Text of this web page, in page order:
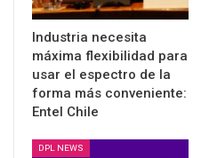
Industria necesita
máxima flexibilidad para
usar el espectro de la
forma más conveniente:
Entel Chile
DPL NEWS